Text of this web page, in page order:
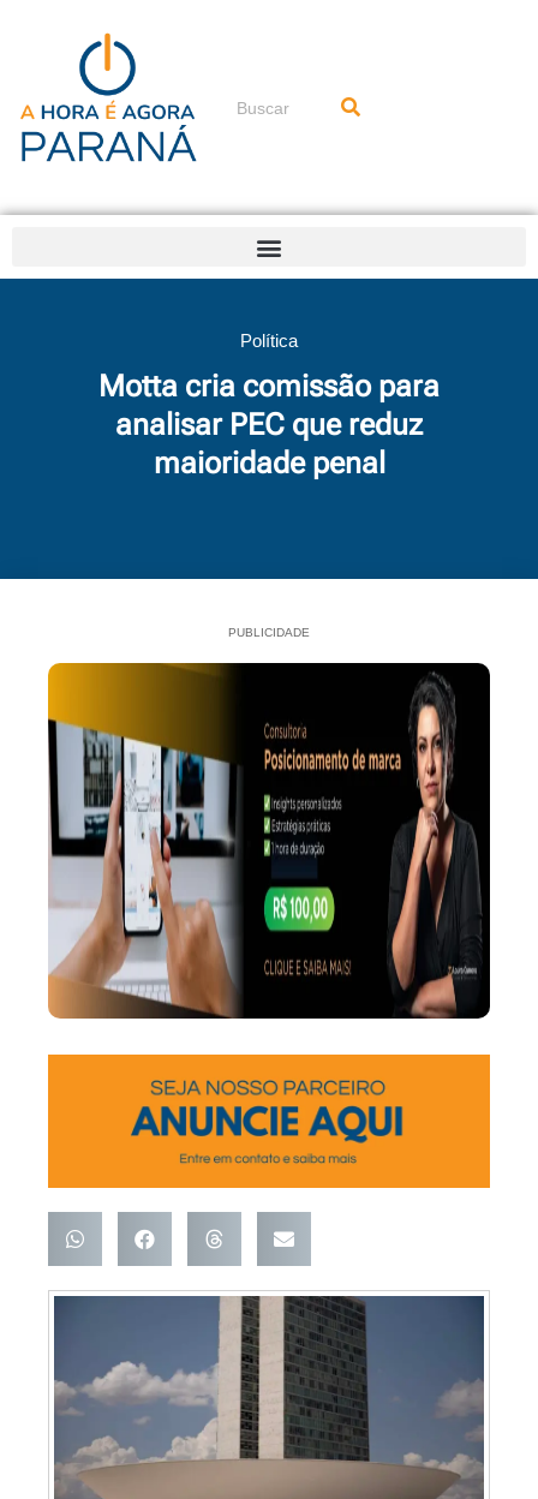
conteúdo
Pesquisar
Política
Motta cria comissão para
analisar PEC que reduz
maioridade penal
PUBLICIDADE